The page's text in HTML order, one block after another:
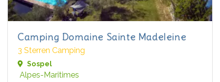
Camping Domaine Sainte Madeleine
3 Sterren Camping
Sospel
Alpes-Maritimes